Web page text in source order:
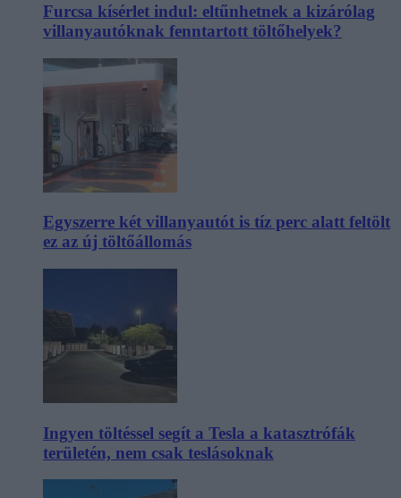
Furcsa kísérlet indul: eltűnhetnek a kizárólag
villanyautóknak fenntartott töltőhelyek?
Egyszerre két villanyautót is tíz perc alatt feltölt
ez az új töltőállomás
Ingyen töltéssel segít a Tesla a katasztrófák
területén, nem csak teslásoknak